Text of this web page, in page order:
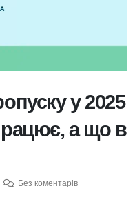
у 2025
а що в
Без коментарів